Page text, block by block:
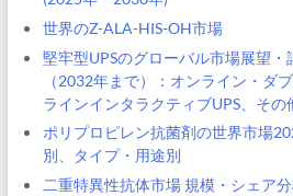
世界のZ-ALA-HIS-OH市場
堅牢型UPSのグローバル市場展望
（2032年まで）：オンライン・ダ
ラインインタラクティブUPS、その
ポリプロピレン抗菌剤の世界市場
別、タイプ・用途別
二重特異性抗体市場 規模・シェア